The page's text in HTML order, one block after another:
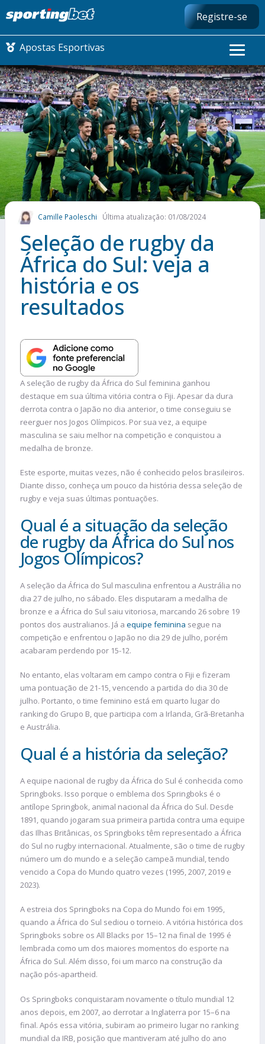
Registre-se
Apostas Esportivas
CONMEBOL LIBERTADORES
FUTEBOL NACIONAL
FUTEBOL INTERNACIONAL
COMO APOSTAR
MAIS ESPORTES
Camille Paoleschi Última atualização: 01/08/2024
Seleção de rugby da
África do Sul: veja a
história e os
resultados
A seleção de rugby da África do Sul feminina ganhou
destaque em sua última vitória contra o Fiji. Apesar da dura
derrota contra o Japão no dia anterior, o time conseguiu se
reerguer nos Jogos Olímpicos. Por sua vez, a equipe
masculina se saiu melhor na competição e conquistou a
medalha de bronze.
Este esporte, muitas vezes, não é conhecido pelos brasileiros.
Diante disso, conheça um pouco da história dessa seleção de
rugby e veja suas últimas pontuações.
Qual é a situação da seleção
de rugby da África do Sul nos
Jogos Olímpicos?
A seleção da África do Sul masculina enfrentou a Austrália no
dia 27 de julho, no sábado. Eles disputaram a medalha de
bronze e a África do Sul saiu vitoriosa, marcando 26 sobre 19
pontos dos australianos. Já a equipe feminina segue na
competição e enfrentou o Japão no dia 29 de julho, porém
acabaram perdendo por 15-12.
No entanto, elas voltaram em campo contra o Fiji e fizeram
uma pontuação de 21-15, vencendo a partida do dia 30 de
julho. Portanto, o time feminino está em quarto lugar do
ranking do Grupo B, que participa com a Irlanda, Grã-Bretanha
e Austrália.
Qual é a história da seleção?
A equipe nacional de rugby da África do Sul é conhecida como
Springboks. Isso porque o emblema dos Springboks é o
antílope Springbok, animal nacional da África do Sul. Desde
1891, quando jogaram sua primeira partida contra uma equipe
das Ilhas Britânicas, os Springboks têm representado a África
do Sul no rugby internacional. Atualmente, são o time de rugby
número um do mundo e a seleção campeã mundial, tendo
vencido a Copa do Mundo quatro vezes (1995, 2007, 2019 e
2023).
A estreia dos Springboks na Copa do Mundo foi em 1995,
quando a África do Sul sediou o torneio. A vitória histórica dos
Springboks sobre os All Blacks por 15–12 na final de 1995 é
lembrada como um dos maiores momentos do esporte na
África do Sul. Além disso, foi um marco na construção da
nação pós-apartheid.
Os Springboks conquistaram novamente o título mundial 12
anos depois, em 2007, ao derrotar a Inglaterra por 15–6 na
final. Após essa vitória, subiram ao primeiro lugar no ranking
mundial da IRB, posição que mantiveram até julho do ano